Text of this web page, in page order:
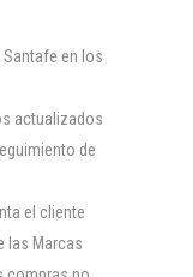
Santafe en los
actualizados
de
el cliente
las Marcas